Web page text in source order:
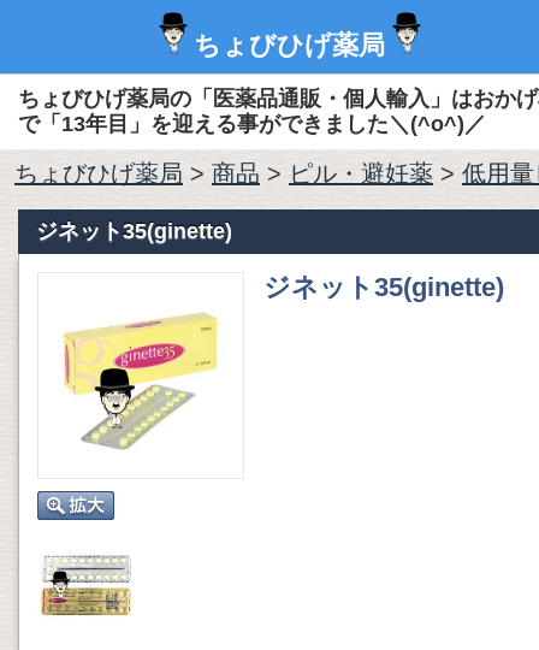
ちょびひげ薬局
ちょびひげ薬局の「医薬品通販・個人輸入」はおか
で「13年目」を迎える事ができました＼(^o^)／
ちょびひげ薬局 > 商品 > ピル・避妊薬 > 低用
ジネット35(ginette)
ジネット35(ginette)